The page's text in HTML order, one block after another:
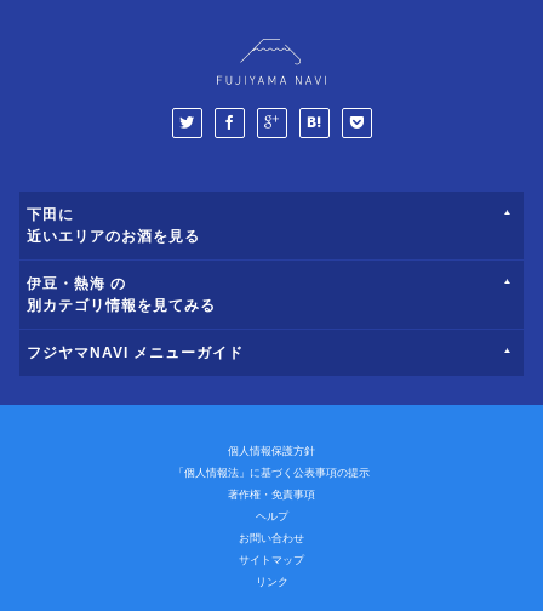
下田に
近いエリアのお酒を見る
伊豆・熱海 の
別カテゴリ情報を見てみる
フジヤマNAVI メニューガイド
個人情報保護方針
「個人情報法」に基づく公表事項の提示
著作権・免責事項
ヘルプ
お問い合わせ
サイトマップ
リンク